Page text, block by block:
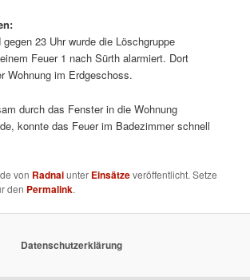
23 Uhr wurde die Löschgruppe
Feuer 1 nach Sürth alarmiert. Dort
Wohnung im Erdgeschoss.
durch das Fenster in die Wohnung
konnte das Feuer im Badezimmer schnell
von Radnaiunter Einsätzeveröffentlicht. Setze
den Permalink.
Datenschutzerklärung